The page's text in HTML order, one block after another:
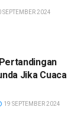
SEPTEMBER 2024
Jika Cuaca
19 SEPTEMBER 2024